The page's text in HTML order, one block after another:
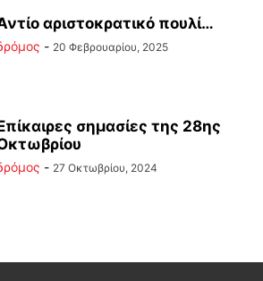
αριστοκρατικό πουλί…
- 20 Φεβρουαρίου, 2025
σημασίες της 28ης
- 27 Οκτωβρίου, 2024